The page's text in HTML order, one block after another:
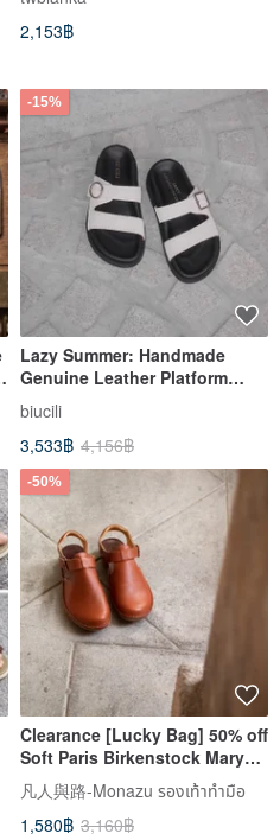
Handmade Shoes
2,153฿
-15%
Lazy Summer: Handmade
Genuine Leather Platform
Birken-style Slides
biucili
3,533฿ 4,156฿
-50%
Clearance [Lucky Bag] 50% off
Soft Paris Birkenstock Mary
Janes_Oily Wax Brown
凡人與路-Monazu รองเท้าทำมือ
1,580฿ 3,160฿